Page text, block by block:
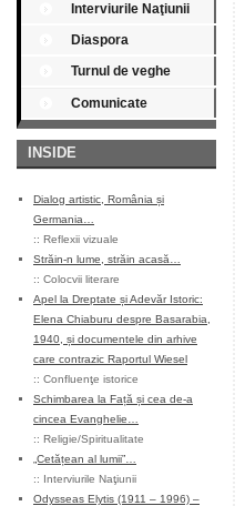
Interviurile Naţiunii
Diaspora
Turnul de veghe
Comunicate
INSIDE
Dialog artistic, România și
Germania…
:: Reflexii vizuale
Străin-n lume, străin acasă…
:: Colocvii literare
Apel la Dreptate și Adevăr Istoric:
Elena Chiaburu despre Basarabia,
1940, și documentele din arhive
care contrazic Raportul Wiesel
:: Confluenţe istorice
Schimbarea la Față și cea de-a
cincea Evanghelie…
:: Religie/Spiritualitate
„Cetățean al lumii”…
:: Interviurile Naţiunii
Odysseas Elytis (1911 – 1996) –